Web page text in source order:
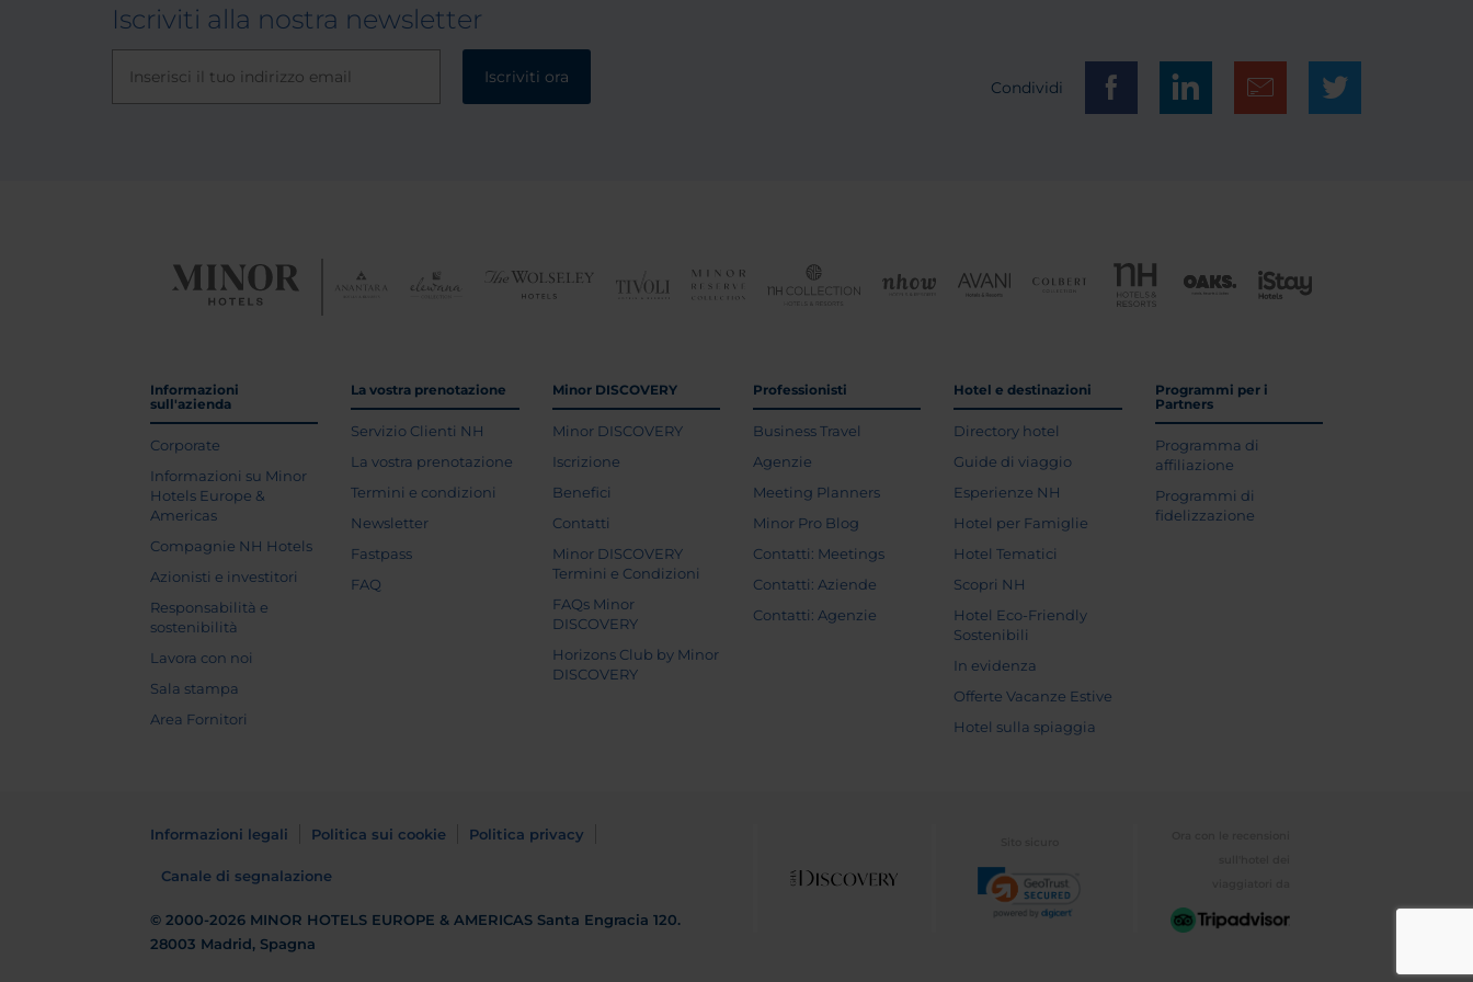
Iscriviti alla nostra newsletter
Iscriviti ora
Condividi
Informazioni
sull'azienda
Corporate
Informazioni su Minor
Hotels Europe &
Americas
Compagnie NH Hotels
Azionisti e investitori
Responsabilità e
sostenibilità
Lavora con noi
Sala stampa
Area Fornitori
La vostra prenotazione
Servizio Clienti NH
La vostra prenotazione
Termini e condizioni
Newsletter
Fastpass
FAQ
Minor DISCOVERY
Minor DISCOVERY
Iscrizione
Benefici
Contatti
Minor DISCOVERY
Termini e Condizioni
FAQs Minor
DISCOVERY
Horizons Club by Minor
DISCOVERY
Professionisti
Business Travel
Agenzie
Meeting Planners
Minor Pro Blog
Contatti: Meetings
Contatti: Aziende
Contatti: Agenzie
Hotel e destinazioni
Directory hotel
Guide di viaggio
Esperienze NH
Hotel per Famiglie
Hotel Tematici
Scopri NH
Hotel Eco-Friendly
Sostenibili
In evidenza
Offerte Vacanze Estive
Hotel sulla spiaggia
Programmi per i
Partners
Programma di
affiliazione
Programmi di
fidelizzazione
Informazioni legali Politica sui cookie Politica privacy
Canale di segnalazione
© 2000-2026 MINOR HOTELS EUROPE & AMERICAS Santa Engracia 120.
28003 Madrid, Spagna